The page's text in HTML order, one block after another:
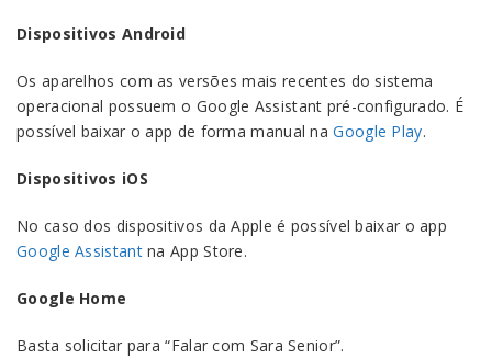
Dispositivos Android
Os aparelhos com as versões mais recentes do sistema
operacional possuem o Google Assistant pré-configurado. É
possível baixar o app de forma manual naGoogle Play.
Dispositivos iOS
No caso dos dispositivos da Apple é possível baixar o app
Google Assistantna App Store.
Google Home
Basta solicitar para “Falar com Sara Senior”.